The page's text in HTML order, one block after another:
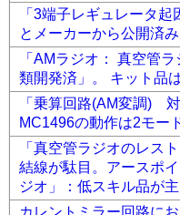
「3端子レギュレータ
とメーカーから公開済
「AMラジオ： 真空管
類開発済」。 キット品
「乗算回路(AM変調)
MC1496の動作は2モー
「真空管ラジオのレス
結線が駄目。アースポ
ジオ」：低スキル品が